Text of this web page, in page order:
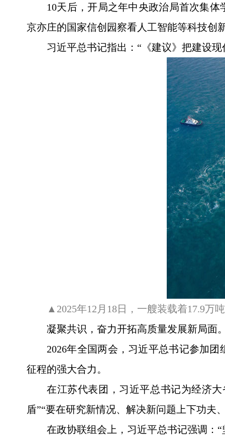
10天后，开局之年中央政治局首次集
京亦庄的国家信创园察看人工智能等科技创
习近平总书记指出：“《建议》把建设
▲2025年12月18日，一艘装载着17.9万
凝聚共识，奋力开拓高质量发展新局面
2026年全国两会，习近平总书记参加
征程的强大合力。
在江苏代表团，习近平总书记为经济
盾”“要在研究新情况、解决新问题上下功夫
在政协联组会上，习近平总书记强调：